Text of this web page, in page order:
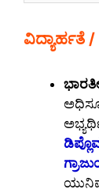
ವಿದ್ಯಾರ್ಹತೆ /